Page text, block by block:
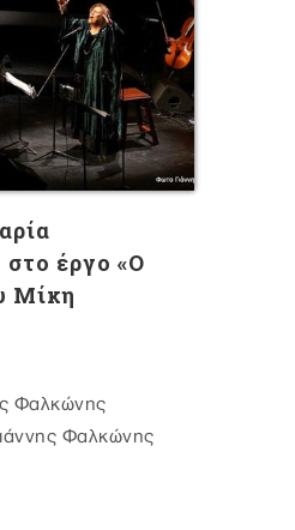
έργο «Ο
Μίκη
Φαλκώνης
Φαλκώνης